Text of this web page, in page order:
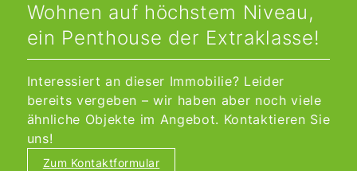
Wohnen auf höchstem Niveau,
ein Penthouse der Extraklasse!
Interessiert an dieser Immobilie? Leider
bereits vergeben – wir haben aber noch viele
ähnliche Objekte im Angebot. Kontaktieren Sie
uns!
Zum Kontaktformular